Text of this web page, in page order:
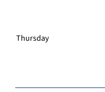
Thursday